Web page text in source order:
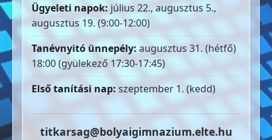
Ügyeleti napok: július 22., augusztus 5.,
augusztus 19. (9:00-12:00)
Tanévnyitó ünnepély: augusztus 31. (hétfő)
18:00 (gyülekező 17:30-17:45)
Első tanítási nap: szeptember 1. (kedd)
titkarsag@bolyaigimnazium.elte.hu